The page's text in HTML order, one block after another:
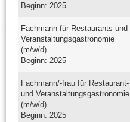
Beginn: 2025
Fachmann für Restaurants und
Veranstaltungsgastronomie
(m/w/d)
Beginn: 2025
Fachmann/-frau für Restaurant-
und Veranstaltungsgastronomie
(m/w/d)
Beginn: 2025